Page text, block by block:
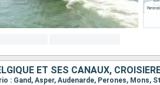
: Gand, Asper, Audenarde, Perones, Mons,